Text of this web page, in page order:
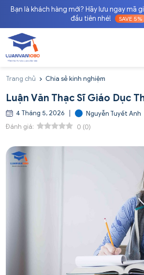
Bạn là khách hàng mới? Hãy lưu ngay mã
đầu tiên nhé!
SAVE 5%
Trang chủ Chia sẻ kinh nghiệm
Luận Văn Thạc Sĩ Giáo Dục
4 Tháng 5, 2026
Nguyễn Tuyết Anh
Đánh giá:
0 (0)